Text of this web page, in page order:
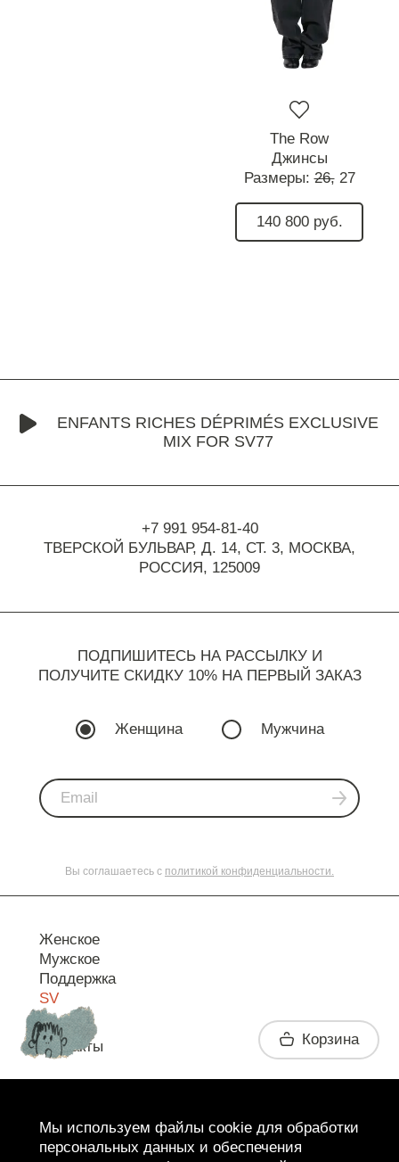
The Row
Джинсы
Размеры:26, 27
140 800 руб.
ENFANTS RICHES DÉPRIMÉS EXCLUSIVE
MIX FOR SV77
+7 991 954-81-40
ТВЕРСКОЙ БУЛЬВАР, Д. 14, СТ. 3, МОСКВА,
РОССИЯ, 125009
ПОДПИШИТЕСЬ НА РАССЫЛКУ И
ПОЛУЧИТЕ СКИДКУ 10% НА ПЕРВЫЙ ЗАКАЗ
Женщина Мужчина
Вы соглашаетесь с политикой конфиденциальности.
Женское
Мужское
Поддержка
SV
Контакты Корзина
Мы используем файлы cookie для обработки
персональных данных и обеспечения